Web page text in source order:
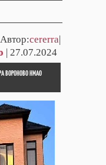
cererra|
| 27.07.2024
ВОРОНОВО НМАО